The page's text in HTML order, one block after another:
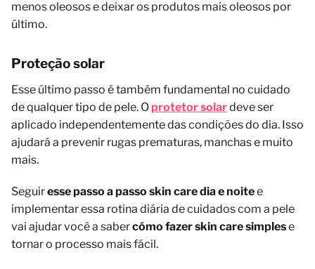
menos oleosos e deixar os produtos mais oleosos por
último.
Proteção solar
Esse último passo é também fundamental no cuidado
de qualquer tipo de pele. O protetor solardeve ser
aplicado independentemente das condições do dia. Isso
ajudará a prevenir rugas prematuras, manchas e muito
mais.
Seguiresse passo a passo skin care dia e noitee
implementar essa rotina diária de cuidados com a pele
vai ajudar você a sabercómo fazer skin care simplese
tornar o processo mais fácil.